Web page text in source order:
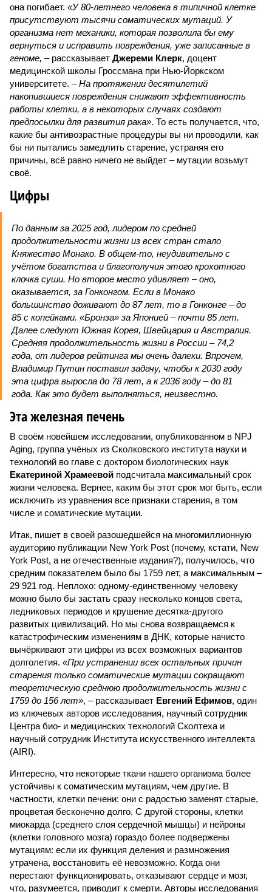
она погибает. «У 80-летнего человека в типичной клетке
присутствуют тысячи соматических мутаций. У
организма нет механики, которая позволила бы ему
вернуться и исправить повреждения, уже записанные в
геноме, – рассказывает Джереми Клерк, доцент
медицинской школы Гроссмана при Нью-Йоркском
университете. – На протяжении десятилетий
накопившиеся повреждения снижают эффективность
работы клетки, а в некоторых случаях создают
предпосылки для развития рака». То есть получается, что,
какие бы антивозрастные процедуры вы ни проводили, как
бы ни пытались замедлить старение, устраняя его
причины, всё равно ничего не выйдет – мутации возьмут
своё.
Цифры
По данным за 2025 год, лидером по средней
продолжительности жизни из всех стран стало
Княжество Монако. В общем-то, неудивительно с
учётом богатства и благополучия этого крохотного
клочка суши. Но второе место удивляет – оно,
оказывается, за Гонконгом. Если в Монако
большинство доживают до 87 лет, то в Гонконге – до
85 с копейками. «Бронза» за Японией – почти 85 лет.
Далее следуют Южная Корея, Швейцария и Австралия.
Средняя продолжительность жизни в России – 74,2
года, от лидеров рейтинга мы очень далеки. Впрочем,
Владимир Путин поставил задачу, чтобы к 2030 году
эта цифра выросла до 78 лет, а к 2036 году – до 81
года. Как это будет выполняться, неизвестно.
Эта железная печень
В своём новейшем исследовании, опубликованном в NPJ
Aging, группа учёных из Сколковского института науки и
технологий во главе с доктором биологических наук
Екатериной Храмеевой подсчитала максимальный срок
жизни человека. Вернее, каким бы этот срок мог быть, если
исключить из уравнения все признаки старения, в том
числе и соматические мутации.
Итак, пишет в своей разошедшейся на многомиллионную
аудиторию публикации New York Post (почему, кстати, New
York Post, а не отечественные издания?), получилось, что
средним показателем было бы 1759 лет, а максимальным –
29 921 год. Неплохо: одному-единственному человеку
можно было бы застать сразу несколько концов света,
ледниковых периодов и крушение десятка-другого
развитых цивилизаций. Но мы снова возвращаемся к
катастрофическим изменениям в ДНК, которые начисто
вычёркивают эти цифры из всех возможных вариантов
долголетия. «При устранении всех остальных причин
старения только соматические мутации сокращают
теоретическую среднюю продолжительность жизни с
1759 до 156 лет», – рассказывает Евгений Ефимов, один
из ключевых авторов исследования, научный сотрудник
Центра био- и медицинских технологий Сколтеха и
научный сотрудник Института искусственного интеллекта
(AIRI).
Интересно, что некоторые ткани нашего организма более
устойчивы к соматическим мутациям, чем другие. В
частности, клетки печени: они с радостью заменят старые,
процветая бесконечно долго. С другой стороны, клетки
миокарда (среднего слоя сердечной мышцы) и нейроны
(клетки головного мозга) гораздо более подвержены
мутациям: если их функция деления и размножения
утрачена, восстановить её невозможно. Когда они
перестают функционировать, отказывают сердце и мозг,
что, разумеется, приводит к смерти. Авторы исследования